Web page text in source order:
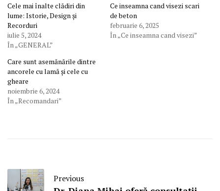
Cele mai înalte clădiri din
lume: Istorie, Design și
Recorduri
iulie 5, 2024
În „GENERAL”
Ce inseamna cand visezi scari
de beton
februarie 6, 2025
În „Ce inseamna cand visezi”
Care sunt asemănările dintre
ancorele cu lamă și cele cu
gheare
noiembrie 6, 2024
În „Recomandari”
Previous